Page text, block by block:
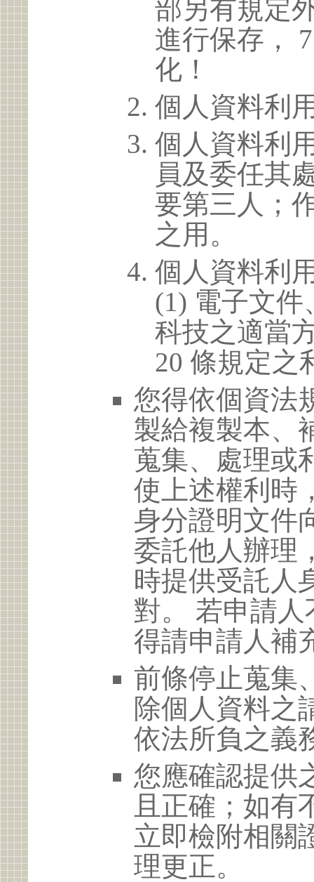
部另有規定
進行保存，
化！
個人資料利
個人資料利
員及委任其
要第三人；
之用。
個人資料利
(1) 電子文
科技之適當
20 條規定之
您得依個資法
製給複製本、
蒐集、處理或
使上述權利時
身分證明文件
委託他人辦理
時提供受託人
對。 若申請
得請申請人補
前條停止蒐集
除個人資料之
依法所負之義
您應確認提供
且正確；如有
立即檢附相關
理更正。